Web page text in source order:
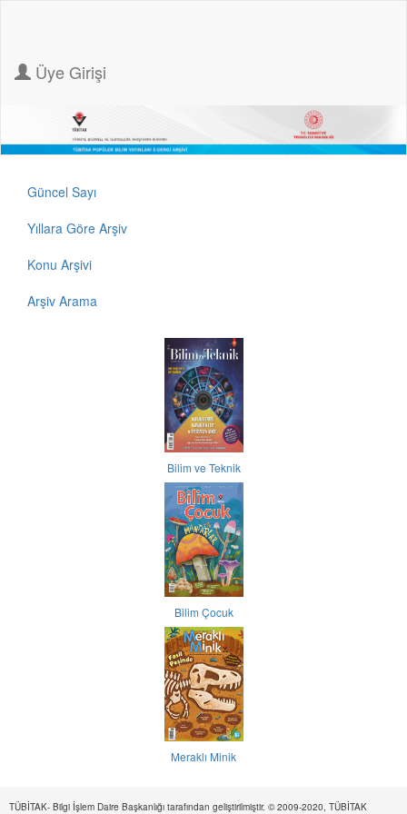
Üye Girişi
Güncel Sayı
Yıllara Göre Arşiv
Konu Arşivi
Arşiv Arama
Bilim ve Teknik
Bilim Çocuk
Meraklı Minik
TÜBİTAK- Bilgi İşlem Daire Başkanlığı tarafından geliştirilmiştir. © 2009-2020, TÜBİTAK